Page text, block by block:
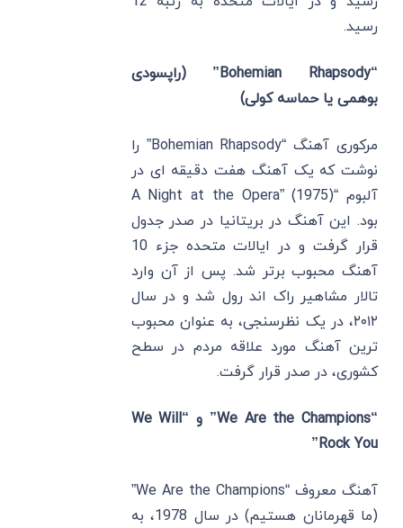
رسید.
“Bohemian Rhapsody” (راپسودی
بوهمی یا حماسه کولی)
مرکوری آهنگ “Bohemian Rhapsody” را
نوشت که یک آهنگ هفت دقیقه ای در
آلبوم “A Night at the Opera” (1975)
بود. این آهنگ در بریتانیا در صدر جدول
قرار گرفت و در ایالات متحده جزء 10
آهنگ محبوب برتر شد. پس از آن وارد
تالار مشاهیر راک اند رول شد و در سال
۲۰۱۲، در یک نظرسنجی، به عنوان محبوب‌
ترین آهنگ مورد علاقه مردم در سطح
کشوری، در صدر قرار گرفت.
“We Are the Champions” و “We Will
Rock You”
آهنگ معروف “We Are the Champions”
(ما قهرمانان هستیم) در سال 1978، به